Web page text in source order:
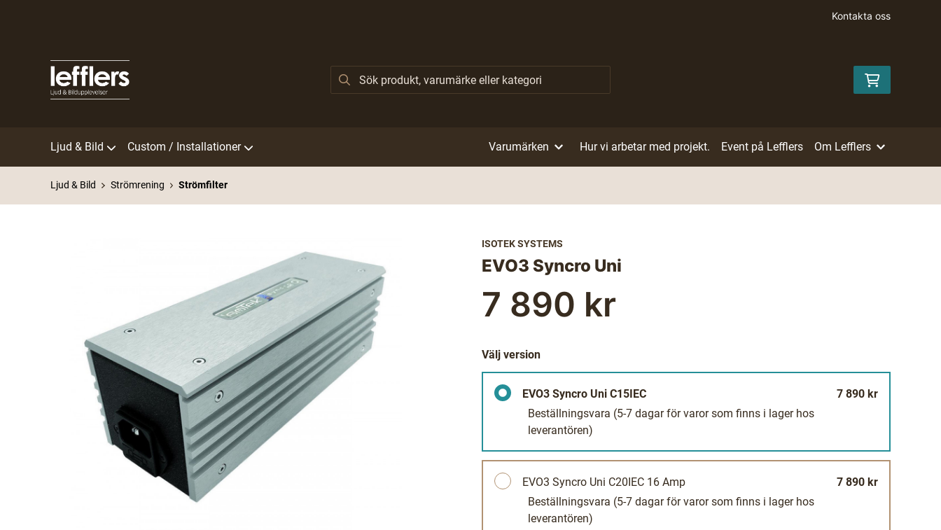
Kontakta oss
Ljud & Bild Custom / Installationer Varumärken Hur vi arbetar med projekt. Event på Lefflers Om Lefflers
Ljud & Bild Strömrening Strömfilter
ISOTEK SYSTEMS
EVO3 Syncro Uni
7 890 kr
Välj version
EVO3 Syncro Uni C15IEC
7 890 kr
Beställningsvara (5-7 dagar för varor som finns i lager hos
leverantören)
EVO3 Syncro Uni C20IEC 16 Amp
7 890 kr
Beställningsvara (5-7 dagar för varor som finns i lager hos
leverantören)